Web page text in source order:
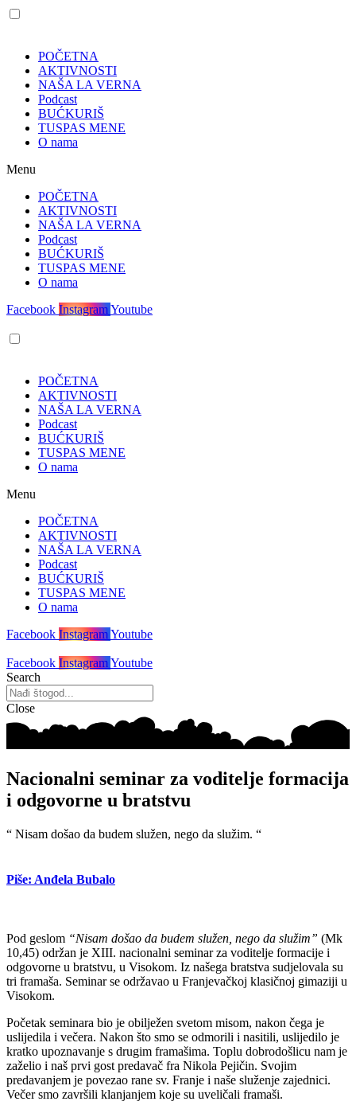
POČETNA
AKTIVNOSTI
NAŠA LA VERNA
Podcast
BUĆKURIŠ
TUSPAS MENE
O nama
Menu
POČETNA
AKTIVNOSTI
NAŠA LA VERNA
Podcast
BUĆKURIŠ
TUSPAS MENE
O nama
Facebook InstagramYoutube
POČETNA
AKTIVNOSTI
NAŠA LA VERNA
Podcast
BUĆKURIŠ
TUSPAS MENE
O nama
Menu
POČETNA
AKTIVNOSTI
NAŠA LA VERNA
Podcast
BUĆKURIŠ
TUSPAS MENE
O nama
Facebook InstagramYoutube
Facebook InstagramYoutube
Search
Close
Nacionalni seminar za voditelje formacija
i odgovorne u bratstvu
“ Nisam došao da budem služen, nego da služim. “
Piše: Anđela Bubalo
Pod geslom “Nisam došao da budem služen, nego da služim” (Mk
10,45) održan je XIII. nacionalni seminar za voditelje formacije i
odgovorne u bratstvu, u Visokom. Iz našega bratstva sudjelovala su
tri framaša. Seminar se održavao u Franjevačkoj klasičnoj gimaziji u
Visokom.
Početak seminara bio je obilježen svetom misom, nakon čega je
uslijedila i večera. Nakon što smo se odmorili i nasitili, uslijedilo je
kratko upoznavanje s drugim framašima. Toplu dobrodošlicu nam je
zaželio i naš prvi gost predavač fra Nikola Pejičin. Svojim
predavanjem je povezao rane sv. Franje i naše služenje zajednici.
Večer smo završili klanjanjem koje su uveličali framaši.